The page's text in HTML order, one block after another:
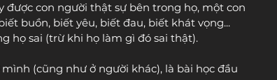
con người thật sự bên trong họ, một con
buồn, biết yêu, biết đau, biết khát vọng...
họ sai (trừ khi họ làm gì đó sai thật).
(cũng như ở người khác), là bài học đầu